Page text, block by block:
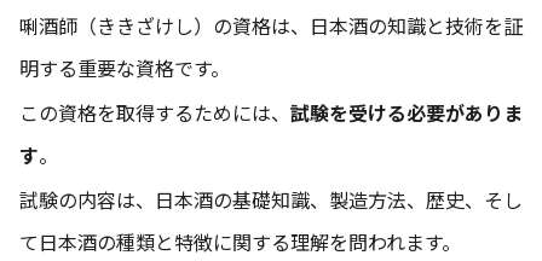
唎酒師（ききざけし）の資格は、日本酒の知識と技術を証
明する重要な資格です。
この資格を取得するためには、 試験を受ける必要がありま
す。
試験の内容は、日本酒の基礎知識、製造方法、歴史、そし
て日本酒の種類と特徴に関する理解を問われます。